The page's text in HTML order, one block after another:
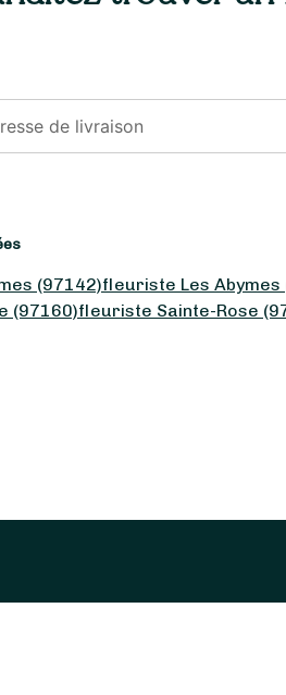
(97142)fleuriste Les Abymes
(97160)fleuriste Sainte-Rose